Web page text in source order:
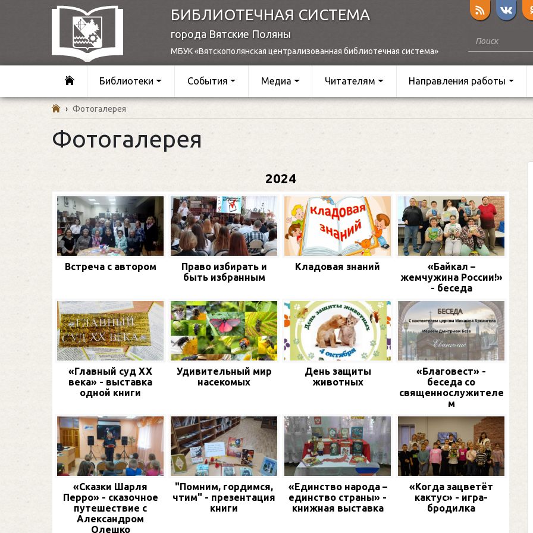
БИБЛИОТЕЧНАЯ СИСТЕМА
города Вятские Поляны
МБУК «Вятскополянская централизованная библиотечная система»
Библиотеки События Медиа Читателям Направления работы
› Фотогалерея
Фотогалерея
2024
Встреча с автором
Право избирать и
быть избранным
Кладовая знаний
«Байкал –
жемчужина России!»
- беседа
«Главный суд XX
века» - выставка
одной книги
Удивительный мир
насекомых
День защиты
животных
«Благовест» -
беседа со
священнослужителе
м
«Сказки Шарля
Перро» - сказочное
путешествие с
Александром
Олешко
"Помним, гордимся,
чтим" - презентация
книги
«Единство народа –
единство страны» -
книжная выставка
«Когда зацветёт
кактус» - игра-
бродилка